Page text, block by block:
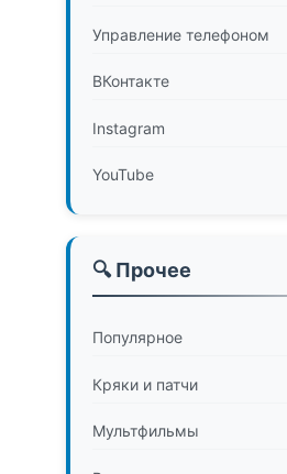
Управление телефоном
ВКонтакте
Instagram
YouTube
🔍 Прочее
Популярное
Кряки и патчи
Мультфильмы